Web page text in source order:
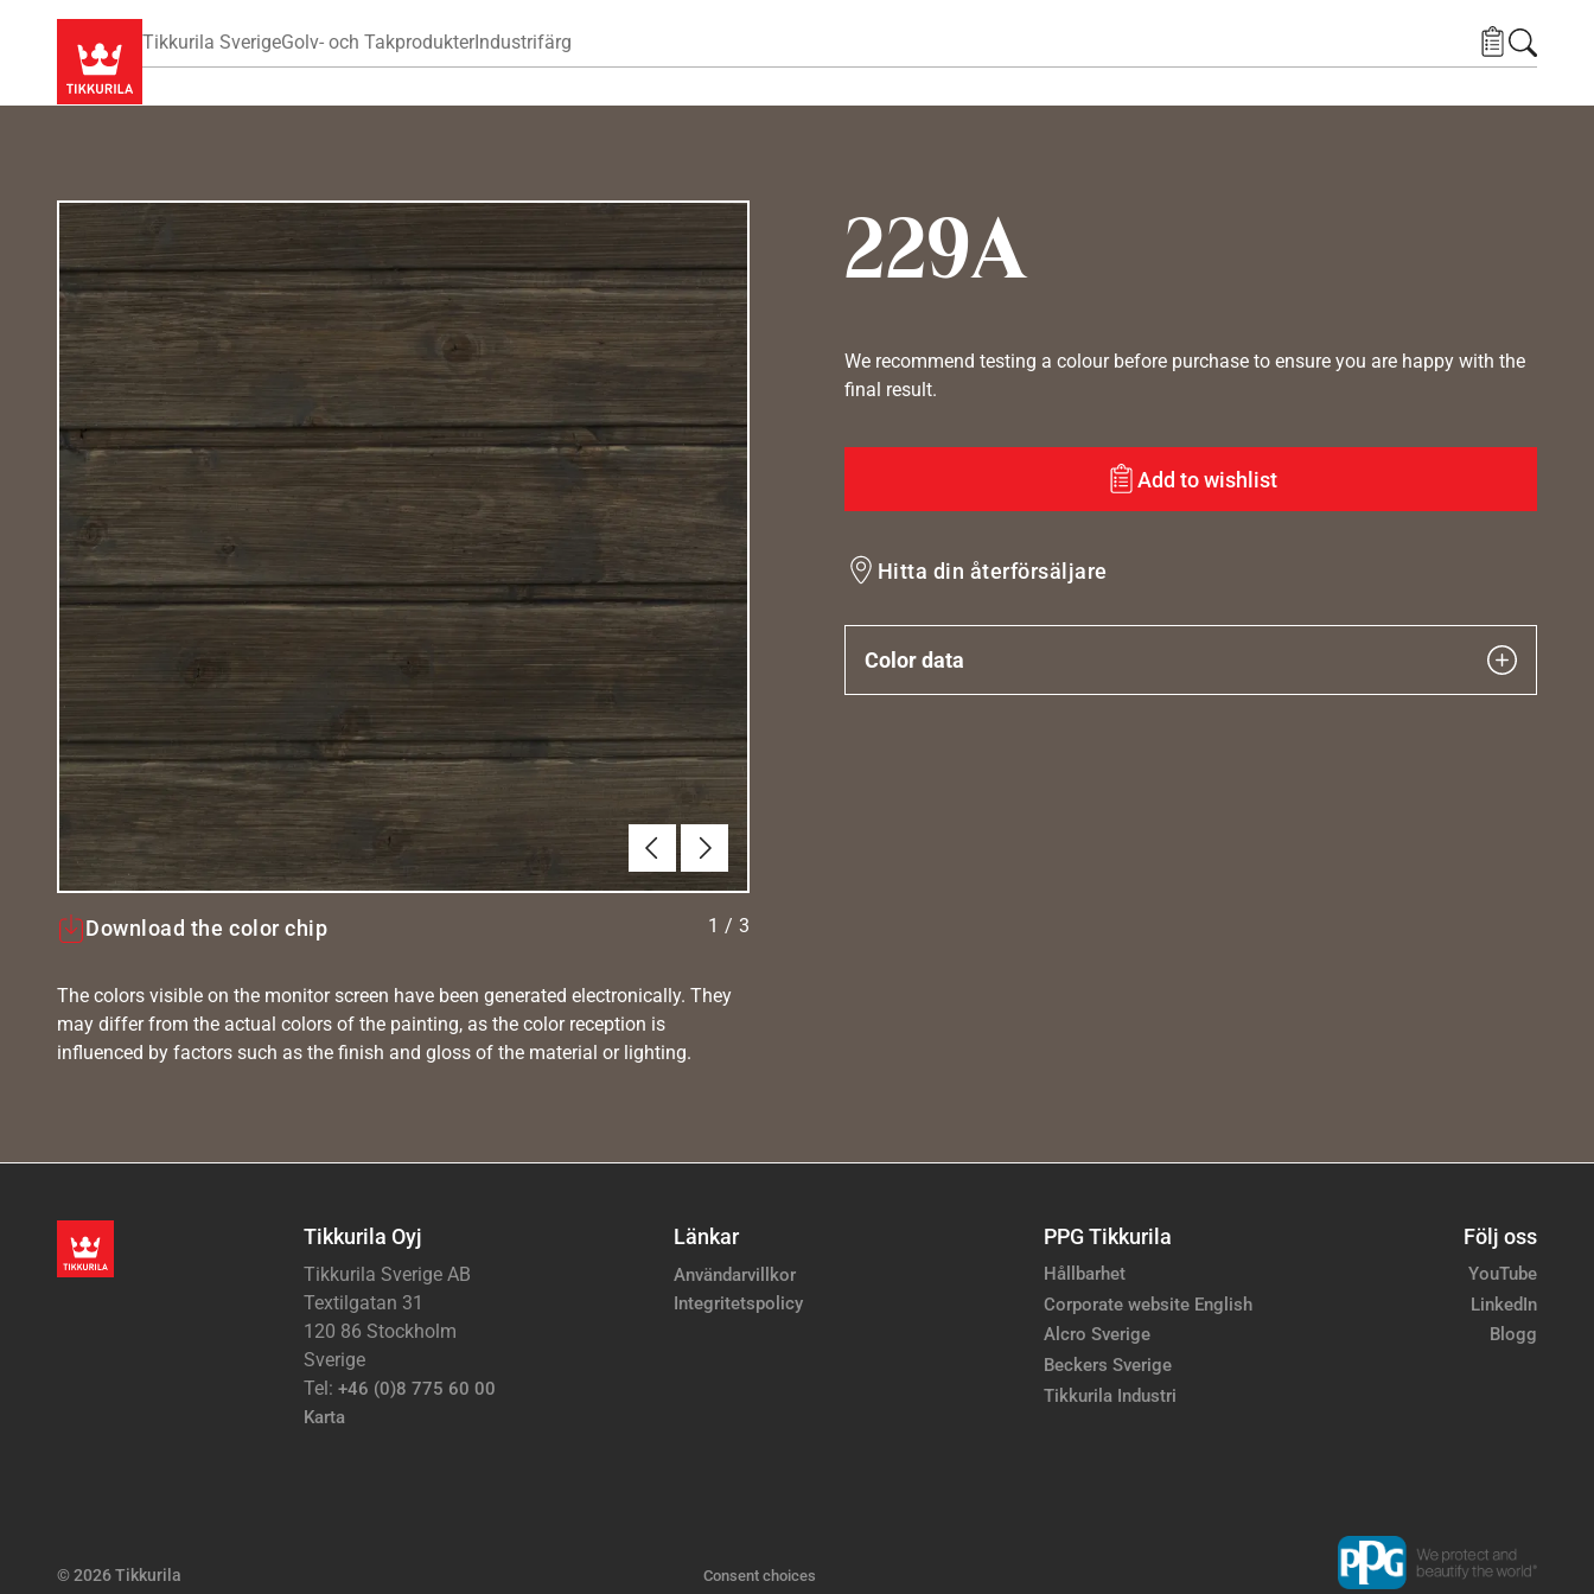
Tikkurila SverigeGolv- och TakprodukterIndustrifärg
229A
Föregående
Nästa
Download the color chip 1 / 3
The colors visible on the monitor screen have been generated electronically. They
may differ from the actual colors of the painting, as the color reception is
influenced by factors such as the finish and gloss of the material or lighting.
We recommend testing a colour before purchase to ensure you are happy with the
final result.
Add to wishlist
Hitta din återförsäljare
Color data
Tikkurila Oyj
Tikkurila Sverige AB
Textilgatan 31
120 86 Stockholm
Sverige
Tel: +46 (0)8 775 60 00
Karta
Länkar
Användarvillkor
Integritetspolicy
PPG Tikkurila
Hållbarhet
Corporate website English
Alcro Sverige
Beckers Sverige
Tikkurila Industri
Följ oss
YouTube
LinkedIn
Blogg
© 2026 Tikkurila Consent choices